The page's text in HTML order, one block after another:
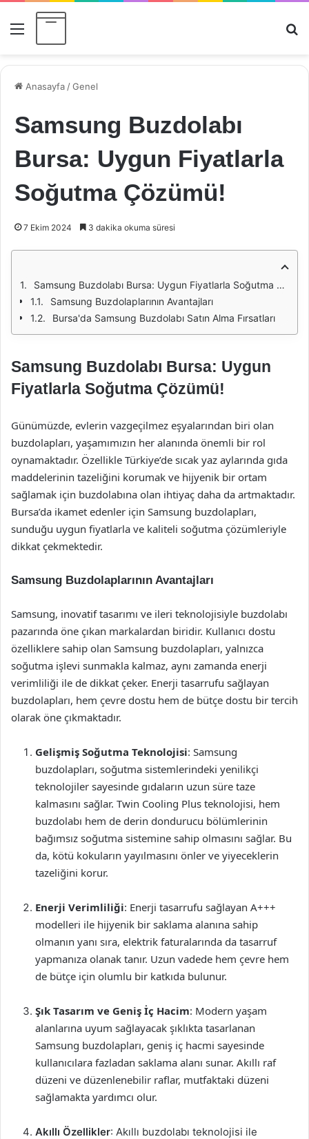
Menü
Anasayfa /Genel
Samsung Buzdolabı
Bursa: Uygun Fiyatlarla
Soğutma Çözümü!
7 Ekim 2024 3 dakika okuma süresi
Samsung Buzdolabı Bursa: Uygun Fiyatlarla Soğutma Çözümü!
Samsung Buzdolaplarının Avantajları
Bursa'da Samsung Buzdolabı Satın Alma Fırsatları
Samsung Buzdolabı Bursa: Uygun
Fiyatlarla Soğutma Çözümü!
Günümüzde, evlerin vazgeçilmez eşyalarından biri olan
buzdolapları, yaşamımızın her alanında önemli bir rol
oynamaktadır. Özellikle Türkiye’de sıcak yaz aylarında gıda
maddelerinin tazeliğini korumak ve hijyenik bir ortam
sağlamak için buzdolabına olan ihtiyaç daha da artmaktadır.
Bursa’da ikamet edenler için Samsung buzdolapları,
sunduğu uygun fiyatlarla ve kaliteli soğutma çözümleriyle
dikkat çekmektedir.
Samsung Buzdolaplarının Avantajları
Samsung, inovatif tasarımı ve ileri teknolojisiyle buzdolabı
pazarında öne çıkan markalardan biridir. Kullanıcı dostu
özelliklere sahip olan Samsung buzdolapları, yalnızca
soğutma işlevi sunmakla kalmaz, aynı zamanda enerji
verimliliği ile de dikkat çeker. Enerji tasarrufu sağlayan
buzdolapları, hem çevre dostu hem de bütçe dostu bir tercih
olarak öne çıkmaktadır.
Gelişmiş Soğutma Teknolojisi: Samsung
buzdolapları, soğutma sistemlerindeki yenilikçi
teknolojiler sayesinde gıdaların uzun süre taze
kalmasını sağlar. Twin Cooling Plus teknolojisi, hem
buzdolabı hem de derin dondurucu bölümlerinin
bağımsız soğutma sistemine sahip olmasını sağlar. Bu
da, kötü kokuların yayılmasını önler ve yiyeceklerin
tazeliğini korur.
Enerji Verimliliği: Enerji tasarrufu sağlayan A+++
modelleri ile hijyenik bir saklama alanına sahip
olmanın yanı sıra, elektrik faturalarında da tasarruf
yapmanıza olanak tanır. Uzun vadede hem çevre hem
de bütçe için olumlu bir katkıda bulunur.
Şık Tasarım ve Geniş İç Hacim: Modern yaşam
alanlarına uyum sağlayacak şıklıkta tasarlanan
Samsung buzdolapları, geniş iç hacmi sayesinde
kullanıcılara fazladan saklama alanı sunar. Akıllı raf
düzeni ve düzenlenebilir raflar, mutfaktaki düzeni
sağlamakta yardımcı olur.
Akıllı Özellikler: Akıllı buzdolabı teknolojisi ile